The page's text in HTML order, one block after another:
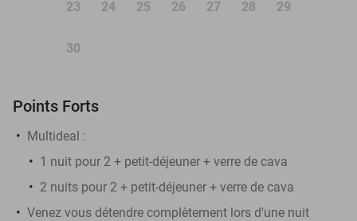
23 24 25 26 27 28 29
30
Points Forts
Multideal :
​1 nuit pour 2 + petit-déjeuner + verre de cava
​2 nuits pour 2 + petit-déjeuner + verre de cava
Venez vous détendre complètement lors d'une nuit